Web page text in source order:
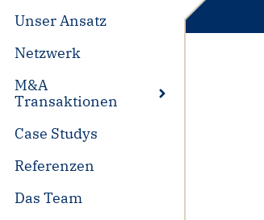
Unser Ansatz
Netzwerk
M&A
Transaktionen
Case Studys
Referenzen
Das Team